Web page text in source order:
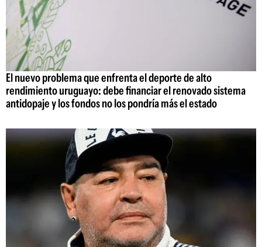
El nuevo problema que enfrenta el deporte de alto
rendimiento uruguayo: debe financiar el renovado sistema
antidopaje y los fondos no los pondría más el estado